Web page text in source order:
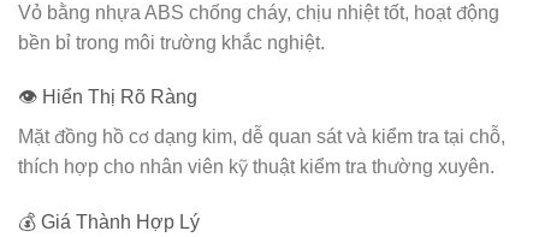
Vỏ bằng nhựa ABS chống cháy, chịu nhiệt tốt, hoạt động
bền bỉ trong môi trường khắc nghiệt.
👁️ Hiển Thị Rõ Ràng
Mặt đồng hồ cơ dạng kim, dễ quan sát và kiểm tra tại chỗ,
thích hợp cho nhân viên kỹ thuật kiểm tra thường xuyên.
💰 Giá Thành Hợp Lý